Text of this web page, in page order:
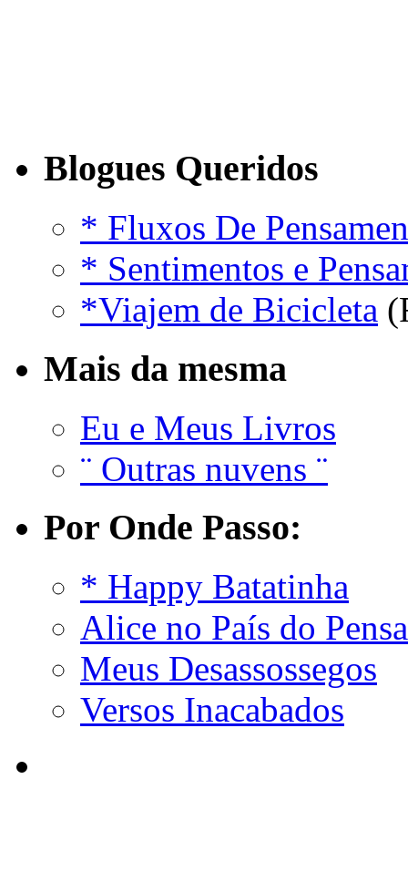
Blogues Queridos
* Fluxos De
* Sentimentos e
*Viajem de Bicicleta
Mais da mesma
Eu e Meus Livros
¨ Outras nuvens ¨
Por Onde Passo:
* Happy Batatinha
Alice no País do
Meus Desassossegos
Versos Inacabados